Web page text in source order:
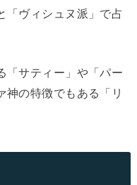
「ヴィシュヌ派」で占
「サティー」や「パー
神の特徴でもある「リ